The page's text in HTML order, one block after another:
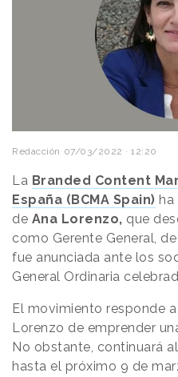
Redacción 07/03/2022 · 12:20
La Branded Content
España (BCMA Spain) ha
de Ana Lorenzo, que
como Gerente General,
fue anunciada ante los
General Ordinaria
El movimiento responde
Lorenzo de emprender
No obstante, continuará
hasta el próximo 9 de